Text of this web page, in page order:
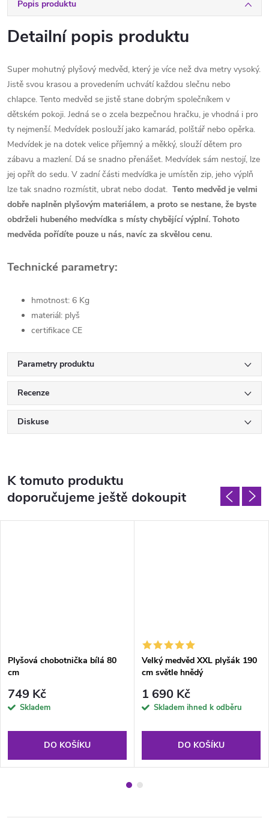
Popis produktu
Detailní popis produktu
Super mohutný plyšový medvěd, který je více než dva metry vysoký.
Jistě svou krasou a provedením uchvátí každou slečnu nebo
chlapce. Tento medvěd se jistě stane dobrým společníkem v
dětském pokoji. Jedná se o zcela bezpečnou hračku, je vhodná i pro
ty nejmenší. Medvídek poslouží jako kamarád, polštář nebo opěrka.
Medvídek je na dotek velice příjemný a měkký, slouží dětem pro
zábavu a mazlení. Dá se snadno přenášet. Medvídek sám nestojí, lze
jej opřít do sedu. V zadní části medvídka je umístěn zip, jeho výplň
lze tak snadno rozmístit, ubrat nebo dodat. Tento medvěd je velmi
dobře naplněn plyšovým materiálem, a proto se nestane, že byste
obdrželi hubeného medvídka s místy chybějící výplní. Tohoto
medvěda pořídíte pouze u nás, navíc za skvělou cenu.
Technické parametry:
hmotnost: 6 Kg
materiál: plyš
certifikace CE
Parametry produktu
Recenze
Diskuse
K tomuto produktu
doporučujeme ještě dokoupit
Plyšová chobotnička bílá 80
cm
749 Kč
Skladem
DO KOŠÍKU
Velký medvěd XXL plyšák 190
cm světle hnědý
1 690 Kč
Skladem ihned k odběru
DO KOŠÍKU